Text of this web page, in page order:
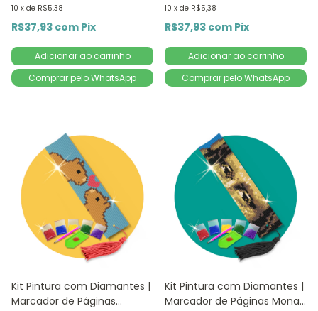
10 x de R$5,38
R$37,93 com Pix
Comprar pelo WhatsApp
10 x de R$5,38
R$37,93 com Pix
Comprar pelo WhatsApp
Kit Pintura com Diamantes |
Marcador de Páginas
Kit Pintura com Diamantes |
Marcador de Páginas Mona